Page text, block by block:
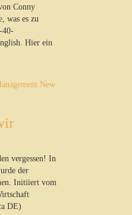
Conny
was es zu
40-
Hier ein
New
vergessen! In
der
Initiiert vom
DE)